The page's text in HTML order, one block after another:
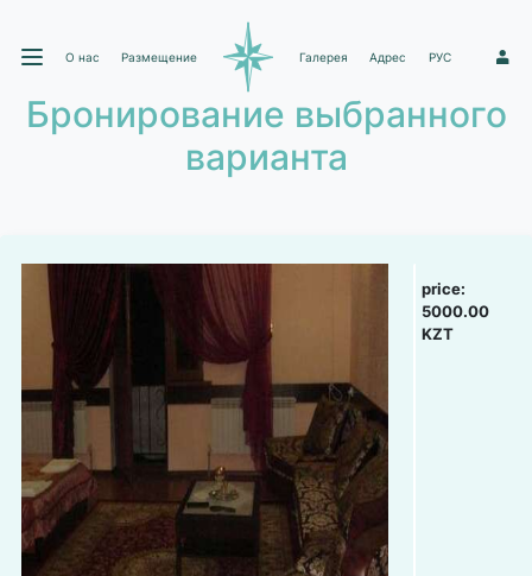
О нас Размещение Галерея Адрес РУС 1
Бронирование выбранного
варианта
price:
5000.00
KZT